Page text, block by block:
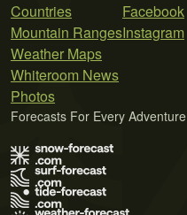
Countries
Mountain Ranges
Weather Maps
Whiteroom News
Photos
Facebook
Instagram
Forecasts For Every Adventure